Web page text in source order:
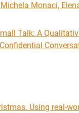
Monaci,
Talk: A
Confidential
Using real-